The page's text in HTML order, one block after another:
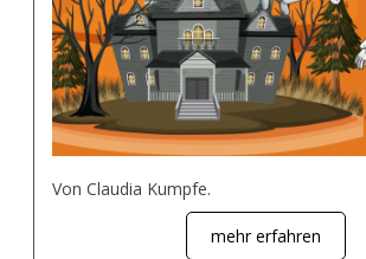
Von Claudia Kumpfe.
mehr erfahren